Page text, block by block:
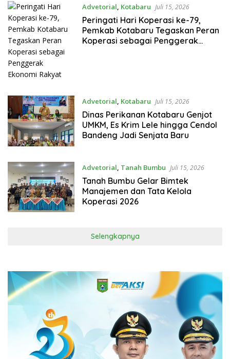
Advetorial, Kotabaru Juli 15, 2026
Peringati Hari Koperasi ke-79,
Pemkab Kotabaru Tegaskan Peran
Koperasi sebagai Penggerak
Advetorial, Kotabaru Juli 15, 2026
Dinas Perikanan Kotabaru Genjot
UMKM, Es Krim Lele hingga Cendol
Bandeng Jadi Senjata Baru
Advetorial, Tanah Bumbu Juli 15, 2026
Tanah Bumbu Gelar Bimtek
Manajemen dan Tata Kelola
Koperasi 2026
Selengkapnya